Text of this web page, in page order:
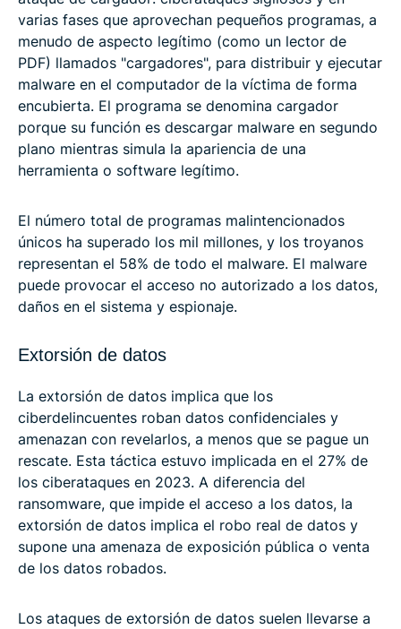
varias fases que aprovechan pequeños programas, a
menudo de aspecto legítimo (como un lector de
PDF) llamados "cargadores", para distribuir y ejecutar
malware en el computador de la víctima de forma
encubierta. El programa se denomina cargador
porque su función es descargar malware en segundo
plano mientras simula la apariencia de una
herramienta o software legítimo.
El número total de programas malintencionados
únicos ha superado los mil millones, y los troyanos
representan el 58% de todo el malware. El malware
puede provocar el acceso no autorizado a los datos,
daños en el sistema y espionaje.
Extorsión de datos
La extorsión de datos implica que los
ciberdelincuentes roban datos confidenciales y
amenazan con revelarlos, a menos que se pague un
rescate. Esta táctica estuvo implicada en el 27% de
los ciberataques en 2023. A diferencia del
ransomware, que impide el acceso a los datos, la
extorsión de datos implica el robo real de datos y
supone una amenaza de exposición pública o venta
de los datos robados.
Los ataques de extorsión de datos suelen llevarse a